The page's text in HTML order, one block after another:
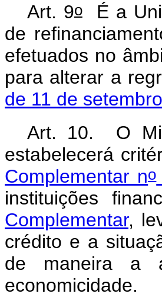
Art. 9oÉ a
de
efetuados no
para alterar a
de 11 de
Art. 10. O
estabelecerá
Complementar no
instituições
Complementar,
crédito e a
de maneira a
economicidade.